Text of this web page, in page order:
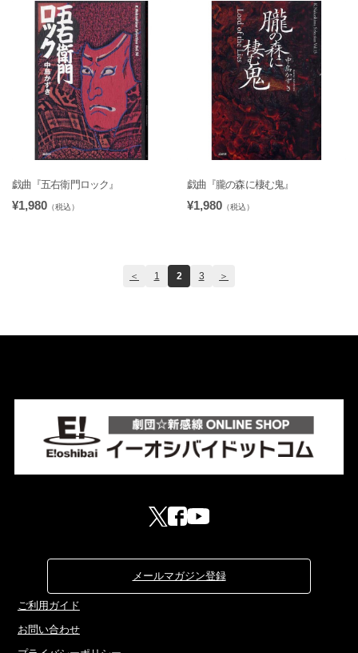
戯曲『五右衛門ロック』
¥1,980 （税込）
戯曲『朧の森に棲む鬼』
¥1,980 （税込）
＜ 1 2 3 ＞
メールマガジン登録
ご利用ガイド
お問い合わせ